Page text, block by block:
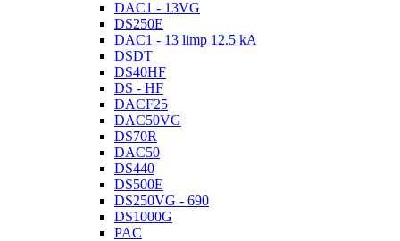
DAC1 - 13VG
DS250E
DAC1 - 13 limp 12.5 kA
DSDT
DS40HF
DS - HF
DACF25
DAC50VG
DS70R
DAC50
DS440
DS500E
DS250VG - 690
DS1000G
PAC